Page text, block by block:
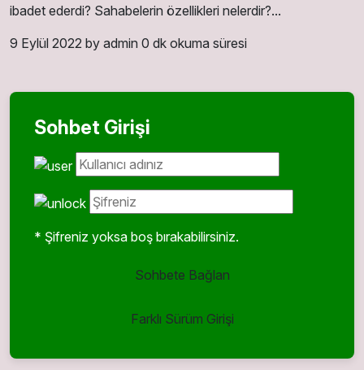
ibadet ederdi? Sahabelerin özellikleri nelerdir?...
9 Eylül 2022 by admin 0 dk okuma süresi
Sohbet Girişi
* Şifreniz yoksa boş bırakabilirsiniz.
Sohbete Bağlan
Farklı Sürüm Girişi